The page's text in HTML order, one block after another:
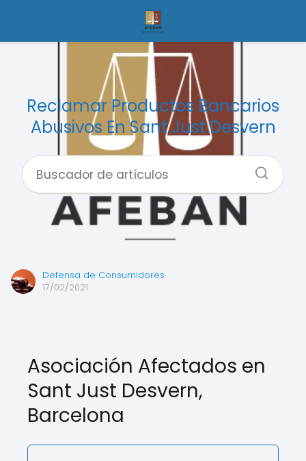
Reclamar Productos Bancarios
Abusivos En Sant Just Desvern
Defensa de Consumidores
17/02/2021
Asociación Afectados en
Sant Just Desvern,
Barcelona